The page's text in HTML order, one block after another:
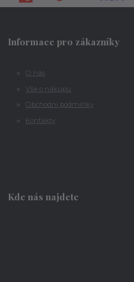
Informace pro zákazníky
O nás
Vše o nákupu
Obchodní podmínky
Kontakty
Kde nás najdete